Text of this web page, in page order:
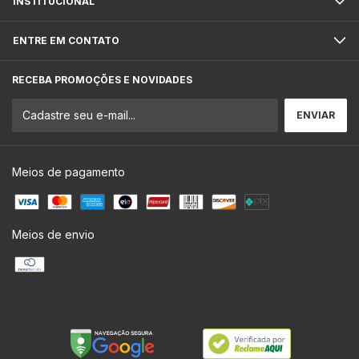
ENTRE EM CONTATO
RECEBA PROMOÇÕES E NOVIDADES
Meios de pagamento
Meios de envio